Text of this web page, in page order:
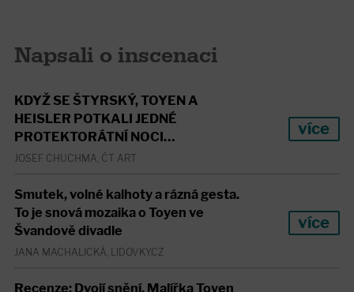
Napsali o inscenaci
KDYŽ SE ŠTYRSKÝ, TOYEN A
HEISLER POTKALI JEDNÉ
PROTEKTORÁTNÍ NOCI…
JOSEF CHUCHMA, ČT ART
více
Smutek, volné kalhoty a rázná gesta.
To je snová mozaika o Toyen ve
Švandově divadle
JANA MACHALICKÁ, LIDOVKY.CZ
více
Recenze: Dvojí snění. Malířka Toyen